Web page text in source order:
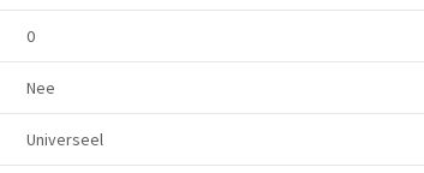
0
Nee
Universeel